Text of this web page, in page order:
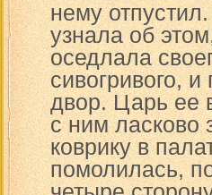
нему
узнала об
оседлала
сивогривого,
двор. Царь ее
с ним ласково
коврику в
помолилась,